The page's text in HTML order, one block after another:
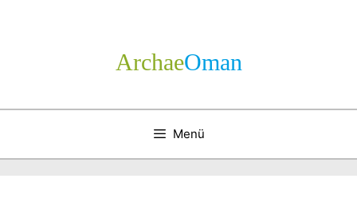
Archae­Oman
Menü